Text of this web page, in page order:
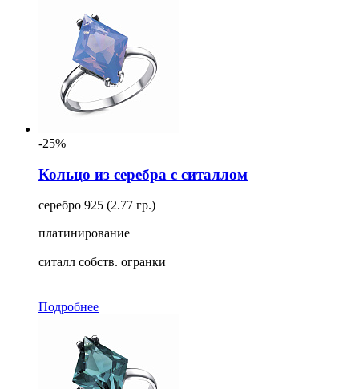
-25%
Кольцо из серебра с ситаллом
серебро 925 (2.77 гр.)
платинирование
ситалл собств. огранки
Подробнее